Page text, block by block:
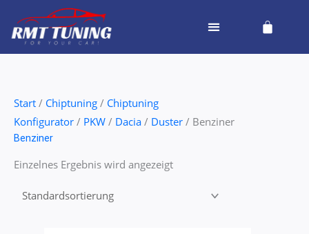
Inhalt
springen
Cart
Start / Chiptuning / Chiptuning
Konfigurator / PKW / Dacia / Duster / Benziner
Benziner
Einzelnes Ergebnis wird angezeigt